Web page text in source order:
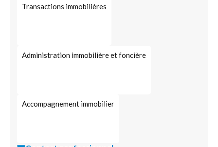
Transactions immobilières
Administration immobilière et foncière
Accompagnement immobilier